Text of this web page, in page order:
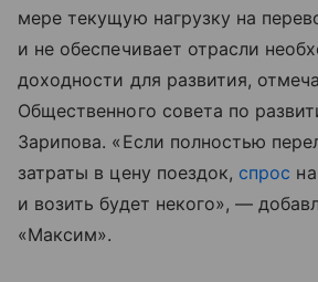
мере текущую нагрузку на
и не обеспечивает отрасли
доходности для развития,
Общественного совета по
Зарипова. «Если полностью
затраты в цену поездок, спрос
и возить будет некого», —
«Максим».